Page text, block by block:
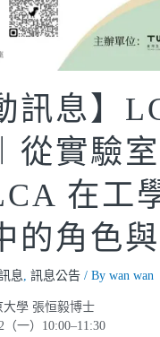
訊息】
從實驗
在工
的角色
息, 訊息公告/ By wan wan
學 張恒毅博士
（一）10:00–11:30